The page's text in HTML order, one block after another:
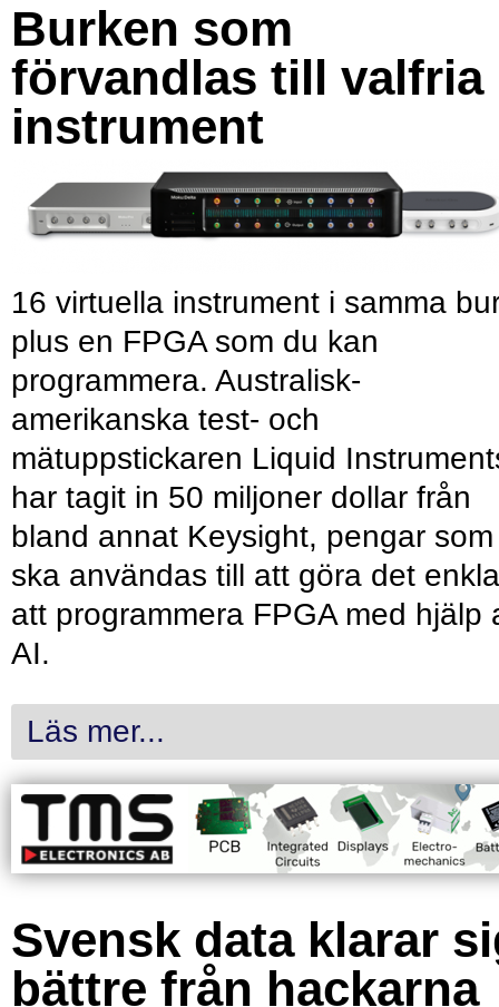
Burken som
förvandlas till valfria
instrument
16 virtuella instrument i samma
plus en FPGA som du kan
programmera. Australisk-
amerikanska test- och
mätuppstickaren Liquid
har tagit in 50 miljoner dollar från
bland annat Keysight, pengar som
ska användas till att göra det
att programmera FPGA med hjälp
AI.
Läs mer...
Svensk data klarar
bättre från hackarna